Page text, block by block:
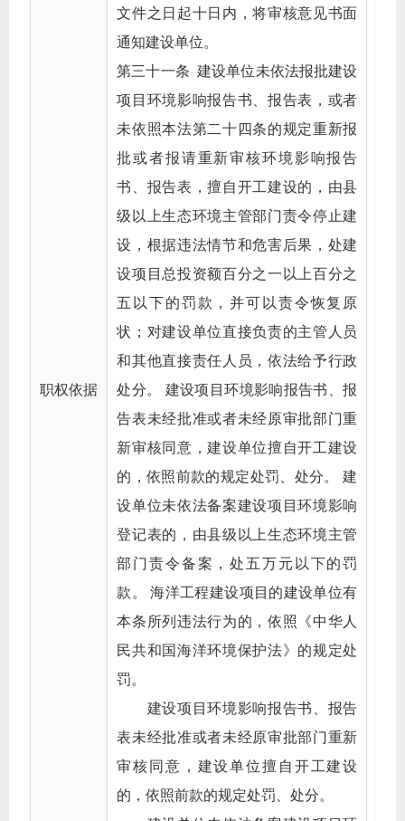
职权依据
文件之日起十日内，将审核意见书面
通知建设单位。
第三十一条 建设单位未依法报批建设
项目环境影响报告书、报告表，或者
未依照本法第二十四条的规定重新报
批或者报请重新审核环境影响报告
书、报告表，擅自开工建设的，由县
级以上生态环境主管部门责令停止建
设，根据违法情节和危害后果，处建
设项目总投资额百分之一以上百分之
五以下的罚款，并可以责令恢复原
状；对建设单位直接负责的主管人员
和其他直接责任人员，依法给予行政
处分。 建设项目环境影响报告书、报
告表未经批准或者未经原审批部门重
新审核同意，建设单位擅自开工建设
的，依照前款的规定处罚、处分。 建
设单位未依法备案建设项目环境影响
登记表的，由县级以上生态环境主管
部门责令备案，处五万元以下的罚
款。 海洋工程建设项目的建设单位有
本条所列违法行为的，依照《中华人
民共和国海洋环境保护法》的规定处
罚。
建设项目环境影响报告书、报告
表未经批准或者未经原审批部门重新
审核同意，建设单位擅自开工建设
的，依照前款的规定处罚、处分。